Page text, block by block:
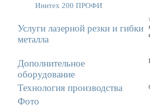
Иннтех 200 ПРОФИ
Услуги лазерной резки и гибки
металла
Дополнительное
оборудование
Технология производства
Фото